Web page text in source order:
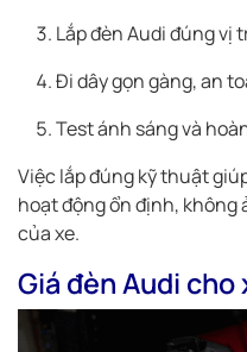
Lắp đèn Audi đúng vị
Đi dây gọn gàng, an
Test ánh sáng và
Việc lắp đúng kỹ thuật
hoạt động ổn định,
của xe.
Giá đèn Audi